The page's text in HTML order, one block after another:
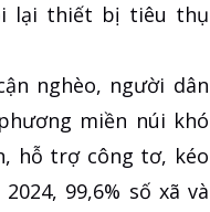
lại thiết bị tiêu thụ
nghèo, người dân
miền núi khó
hỗ trợ công tơ, kéo
99,6% số xã và